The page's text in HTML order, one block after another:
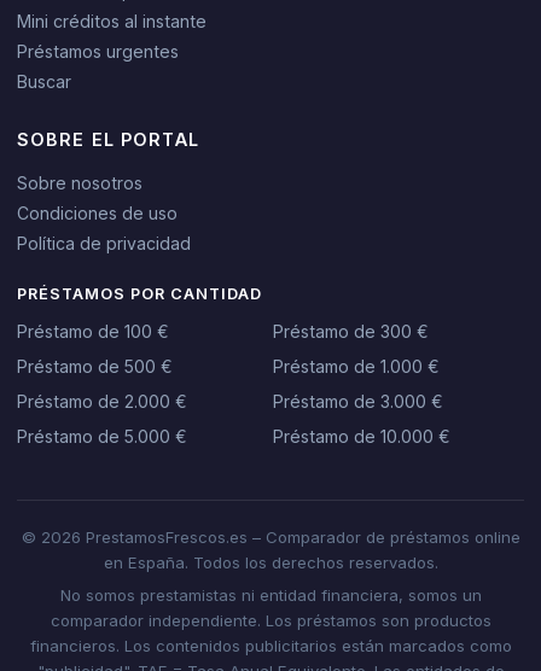
Mini créditos al instante
Préstamos urgentes
Buscar
SOBRE EL PORTAL
Sobre nosotros
Condiciones de uso
Política de privacidad
PRÉSTAMOS POR CANTIDAD
Préstamo de 100 €
Préstamo de 300 €
Préstamo de 500 €
Préstamo de 1.000 €
Préstamo de 2.000 €
Préstamo de 3.000 €
Préstamo de 5.000 €
Préstamo de 10.000 €
© 2026 PrestamosFrescos.es – Comparador de préstamos online
en España. Todos los derechos reservados.
No somos prestamistas ni entidad financiera, somos un
comparador independiente. Los préstamos son productos
financieros. Los contenidos publicitarios están marcados como